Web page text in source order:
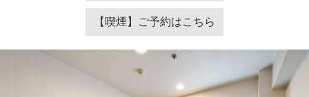
【喫煙】ご予約はこちら